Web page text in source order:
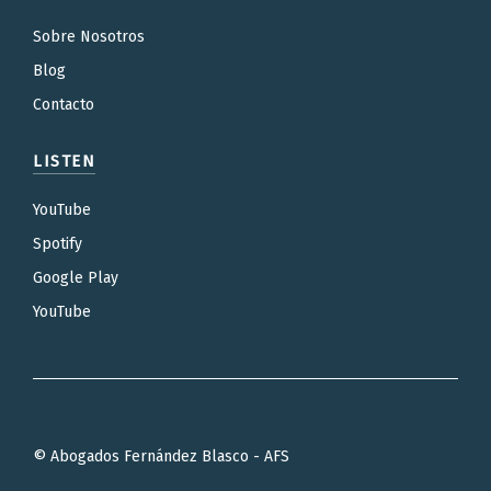
Sobre Nosotros
Blog
Contacto
LISTEN
YouTube
Spotify
Google Play
YouTube
© Abogados Fernández Blasco - AFS